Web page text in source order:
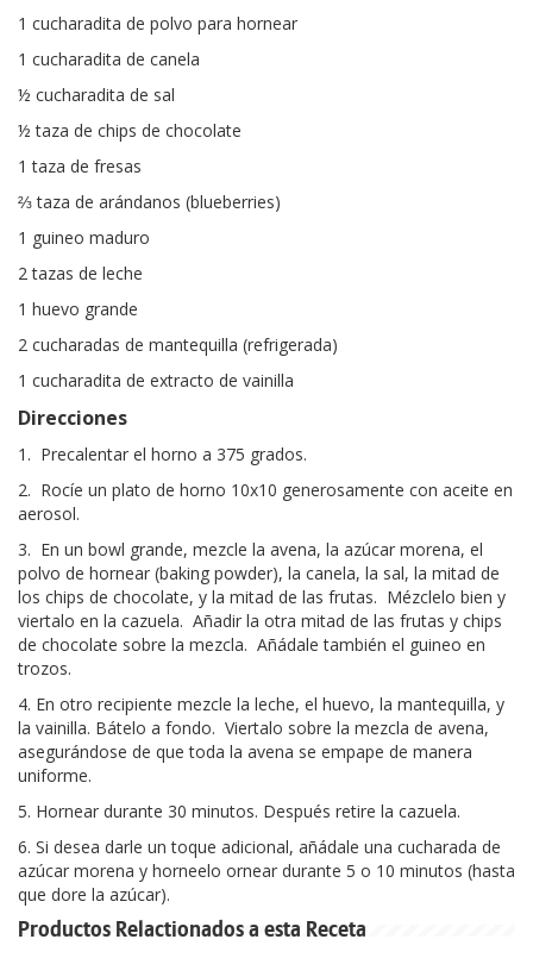
1 cucharadita de polvo para hornear
1 cucharadita de canela
½ cucharadita de sal
½ taza de chips de chocolate
1 taza de fresas
⅔ taza de arándanos (blueberries)
1 guineo maduro
2 tazas de leche
1 huevo grande
2 cucharadas de mantequilla (refrigerada)
1 cucharadita de extracto de vainilla
Direcciones
1. Precalentar el horno a 375 grados.
2. Rocíe un plato de horno 10x10 generosamente con aceite en
aerosol.
3. En un bowl grande, mezcle la avena, la azúcar morena, el
polvo de hornear (baking powder), la canela, la sal, la mitad de
los chips de chocolate, y la mitad de las frutas. Mézclelo bien y
viertalo en la cazuela. Añadir la otra mitad de las frutas y chips
de chocolate sobre la mezcla. Añádale también el guineo en
trozos.
4. En otro recipiente mezcle la leche, el huevo, la mantequilla, y
la vainilla. Bátelo a fondo. Viertalo sobre la mezcla de avena,
asegurándose de que toda la avena se empape de manera
uniforme.
5. Hornear durante 30 minutos. Después retire la cazuela.
6. Si desea darle un toque adicional, añádale una cucharada de
azúcar morena y horneelo ornear durante 5 o 10 minutos (hasta
que dore la azúcar).
Productos Relactionados a esta Receta